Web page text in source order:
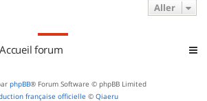
Aller
Accueil forum
phpBB® Forum Software © phpBB Limited
française officielle © Qiaeru